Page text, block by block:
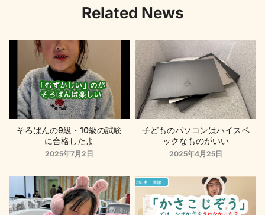
Related News
そろばんの9級・10級の試験
に合格したよ
2025年7月2日
子どものパソコンはハイスペ
ックなものがいい
2025年4月25日